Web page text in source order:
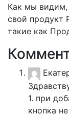
Как мы видим,
свой продукт
такие как
1. при
кнопка